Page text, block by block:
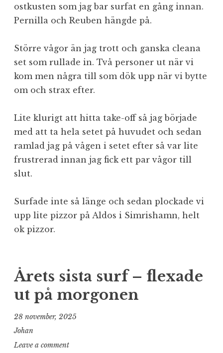
ostkusten som jag bar surfat en gång innan.
Pernilla och Reuben hängde på.
Större vågor än jag trott och ganska cleana
set som rullade in. Två personer ut när vi
kom men några till som dök upp när vi bytte
om och strax efter.
Lite klurigt att hitta take-off så jag började
med att ta hela setet på huvudet och sedan
ramlad jag på vågen i setet efter så var lite
frustrerad innan jag fick ett par vågor till
slut.
Surfade inte så länge och sedan plockade vi
upp lite pizzor på Aldos i Simrishamn, helt
ok pizzor.
Årets sista surf – flexade
ut på morgonen
28 november, 2025
Johan
Leave a comment